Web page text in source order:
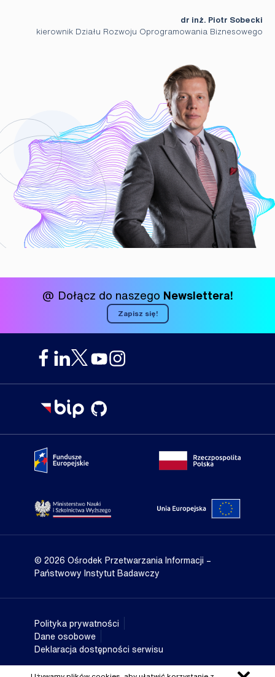
dr inż. Piotr Sobecki
kierownik Działu Rozwoju Oprogramowania Biznesowego
@ Dołącz do naszego Newslettera!
Zapisz się!
Portal Fundusze Europejskie Portal
Strona Ministerstwa Nauki i Szkolnictwa WyższegoPortal
© 2026 Ośrodek Przetwarzania Informacji –
Państwowy Instytut Badawczy
Polityka prywatności
Dane osobowe
Deklaracja dostępności serwisu